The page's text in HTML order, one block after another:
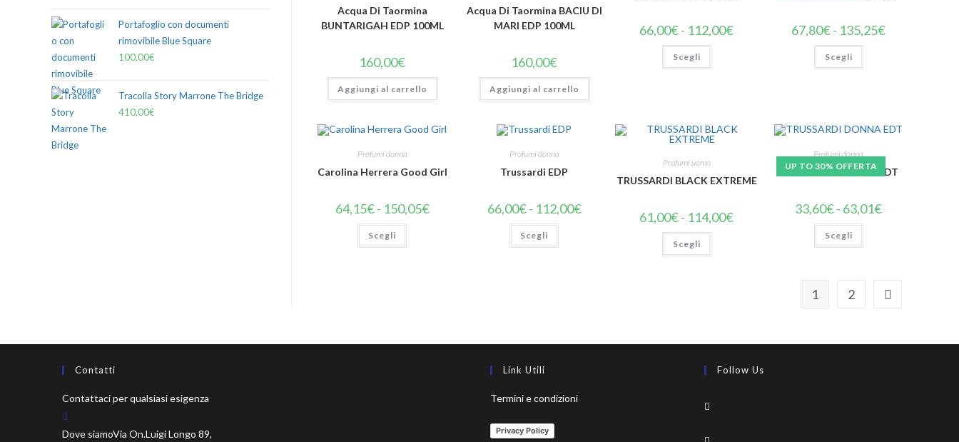
Acqua Di Taormina
BUNTARIGAH EDP 100ML
160,00€
Aggiungi al carrello
Acqua Di Taormina BACIU DI
MARI EDP 100ML
160,00€
Aggiungi al carrello
66,00€- 112,00€
Scegli
67,80€- 135,25€
Scegli
Profumi donna
Carolina Herrera Good Girl
64,15€- 150,05€
Scegli
Profumi donna
Trussardi EDP
66,00€- 112,00€
Scegli
Profumi uomo
TRUSSARDI BLACK EXTREME
61,00€- 114,00€
Scegli
UP TO 30% OFFERTA
Profumi donna
TRUSSARDI DONNA EDT
33,60€- 63,01€
Scegli
1 2
Portafoglio con documenti
rimovibile Blue Square
100,00€
Tracolla Story Marrone The Bridge
410,00€
Contatti
Contattaci per qualsiasi esigenza
Dove siamoVia On.Luigi Longo 89,
Link Utili
Termini e condizioni
Privacy Policy
Follow Us